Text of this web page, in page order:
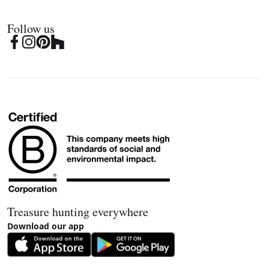
Follow us
Treasure hunting everywhere
Download our app